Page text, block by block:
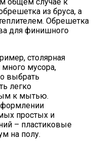
из бруса, а
Обрешетка
для финишного
столярная
много мусора,
выбрать
легко
к мытью.
простых и
– пластиковые
на полу.